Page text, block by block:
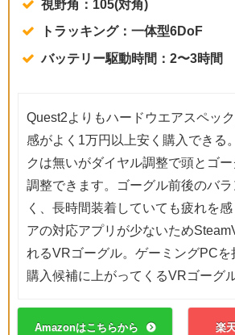
視野角：105(対角)
トラッキング：一体型6DoF
バッテリー駆動時間：2〜3時間
Quest2よりもハードウエアスペッ
感がよく1万円以上安く購入できる
クは無いがダイヤル調整で頭とゴ
調整できます。ゴーグル前後のバラ
く、長時間装着していても疲れを
アの対応アプリが少ないため
れるVRゴーグル。ゲーミングPCを
購入候補に上がってくるVRゴーグ
Amazonはこちらから 楽